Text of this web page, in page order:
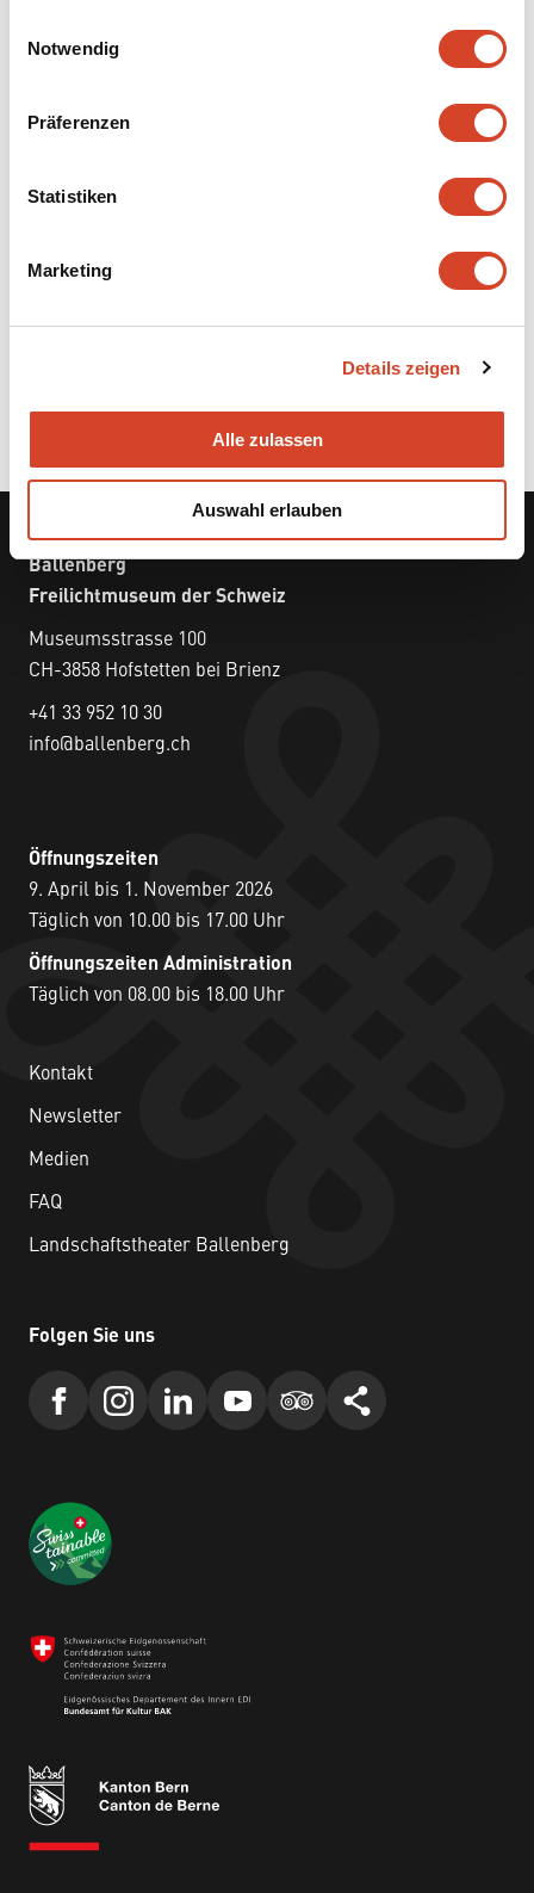
Notwendig
Präferenzen
Statistiken
Marketing
Details zeigen
Alle zulassen
Auswahl erlauben
Ballenberg
Freilichtmuseum der Schweiz
Museumsstrasse 100
CH-3858 Hofstetten bei Brienz
+41 33 952 10 30
info@ballenberg.ch
Öffnungszeiten
9. April bis 1. November 2026
Täglich von 10.00 bis 17.00 Uhr
Öffnungszeiten Administration
Täglich von 08.00 bis 18.00 Uhr
Kontakt
Newsletter
Medien
FAQ
Landschaftstheater Ballenberg
Folgen Sie uns